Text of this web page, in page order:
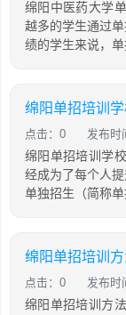
绵阳中医药大学
越多的学生通过
绩的学生来说，
绵阳单招培训
点击：0 发布时
绵阳单招培训学
经成为了每个人
单独招生（简称
绵阳单招培训
点击：0 发布时
绵阳单招培训方